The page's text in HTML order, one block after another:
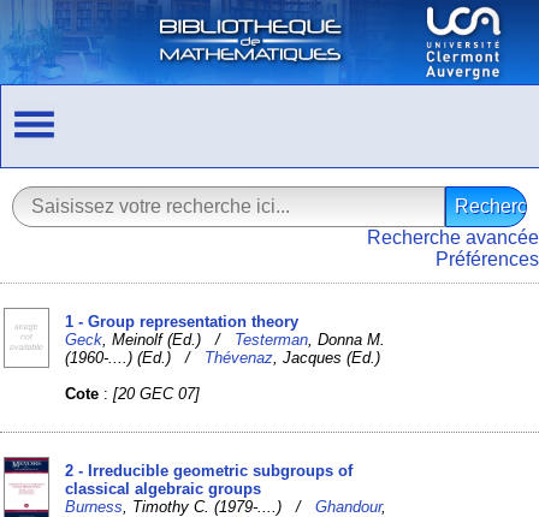
Recherche avancée
Préférences
1 - Group representation theory
Geck , Meinolf (Ed.) / Testerman , Donna M.
(1960-....) (Ed.) / Thévenaz , Jacques (Ed.)
Cote :[20 GEC 07]
2 - Irreducible geometric subgroups of
classical algebraic groups
Burness , Timothy C. (1979-....) /Ghandour,